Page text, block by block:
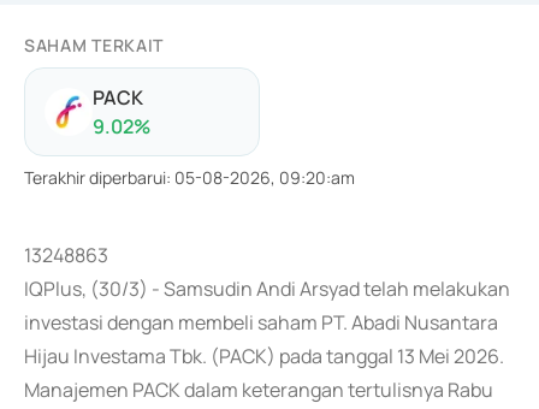
SAHAM TERKAIT
PACK
9.02%
Terakhir diperbarui: 05-08-2026, 09:20:am
13248863
IQPlus, (30/3) - Samsudin Andi Arsyad telah melakukan
investasi dengan membeli saham PT. Abadi Nusantara
Hijau Investama Tbk. (PACK) pada tanggal 13 Mei 2026.
Manajemen PACK dalam keterangan tertulisnya Rabu